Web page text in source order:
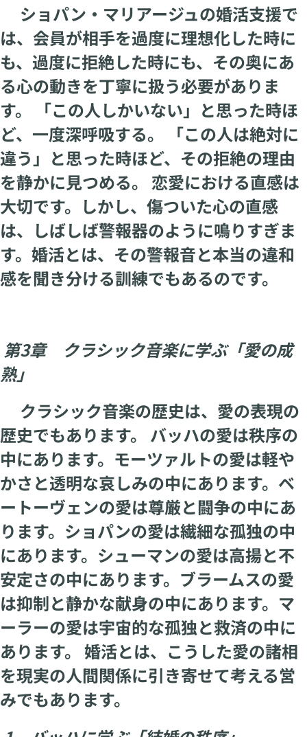
ショパン・マリアージュの婚活支援で
は、会員が相手を過度に理想化した時に
も、過度に拒絶した時にも、その奥にあ
る心の動きを丁寧に扱う必要がありま
す。 「この人しかいない」と思った時ほ
ど、一度深呼吸する。 「この人は絶対に
違う」と思った時ほど、その拒絶の理由
を静かに見つめる。 恋愛における直感は
大切です。しかし、傷ついた心の直感
は、しばしば警報器のように鳴りすぎま
す。婚活とは、その警報音と本当の違和
感を聞き分ける訓練でもあるのです。
第3章 クラシック音楽に学ぶ「愛の成
熟」
クラシック音楽の歴史は、愛の表現の
歴史でもあります。 バッハの愛は秩序の
中にあります。モーツァルトの愛は軽や
かさと透明な哀しみの中にあります。ベ
ートーヴェンの愛は尊厳と闘争の中にあ
ります。ショパンの愛は繊細な孤独の中
にあります。シューマンの愛は高揚と不
安定さの中にあります。ブラームスの愛
は抑制と静かな献身の中にあります。マ
ーラーの愛は宇宙的な孤独と救済の中に
あります。 婚活とは、こうした愛の諸相
を現実の人間関係に引き寄せて考える営
みでもあります。